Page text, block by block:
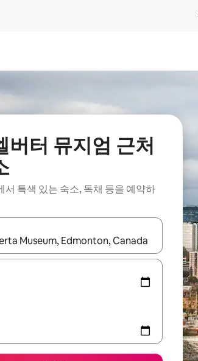
버터 뮤지엄 근처
서 특색 있는 숙소, 독채 등을 예약하
위·아래 화살표 키를 사용하거나 터치 또는 스와